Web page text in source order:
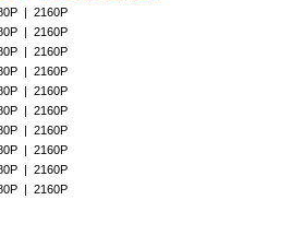
| 2160P
| 2160P
| 2160P
| 2160P
| 2160P
| 2160P
| 2160P
| 2160P
| 2160P
| 2160P